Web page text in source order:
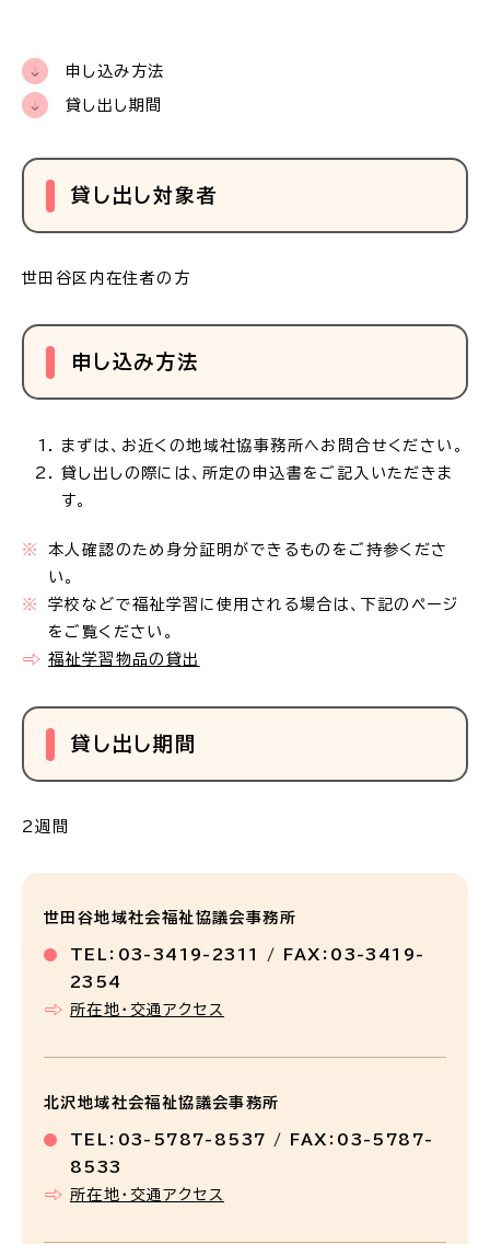
申し込み方法
貸し出し期間
貸し出し対象者
世田谷区内在住者の方
申し込み方法
まずは、お近くの地域社協事務所へお問合せください。
貸し出しの際には、所定の申込書をご記入いただきま
す。
本人確認のため身分証明ができるものをご持参くださ
い。
学校などで福祉学習に使用される場合は、下記のページ
をご覧ください。
福祉学習物品の貸出
貸し出し期間
2週間
世田谷地域社会福祉協議会事務所
TEL：03-3419-2311 / FAX：03-3419-
2354
所在地・交通アクセス
北沢地域社会福祉協議会事務所
TEL：03-5787-8537 / FAX：03-5787-
8533
所在地・交通アクセス